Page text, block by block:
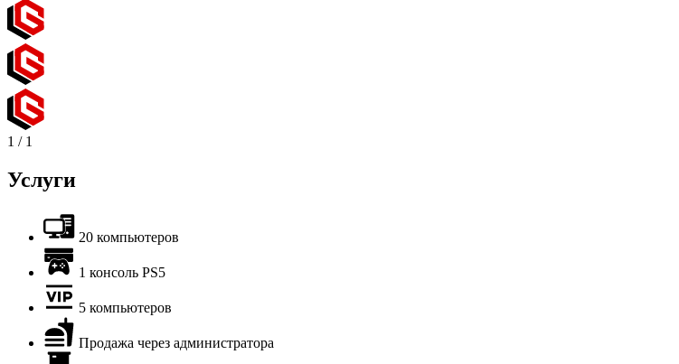
1 / 1
Услуги
20 компьютеров
1 консоль PS5
5 компьютеров
Продажа через администратора